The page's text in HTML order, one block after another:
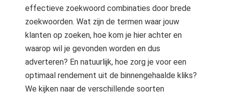
effectieve zoekwoord combinaties door brede
zoekwoorden. Wat zijn de termen waar jouw
klanten op zoeken, hoe kom je hier achter en
waarop wil je gevonden worden en dus
adverteren? En natuurlijk, hoe zorg je voor een
optimaal rendement uit de binnengehaalde kliks?
We kijken naar de verschillende soorten